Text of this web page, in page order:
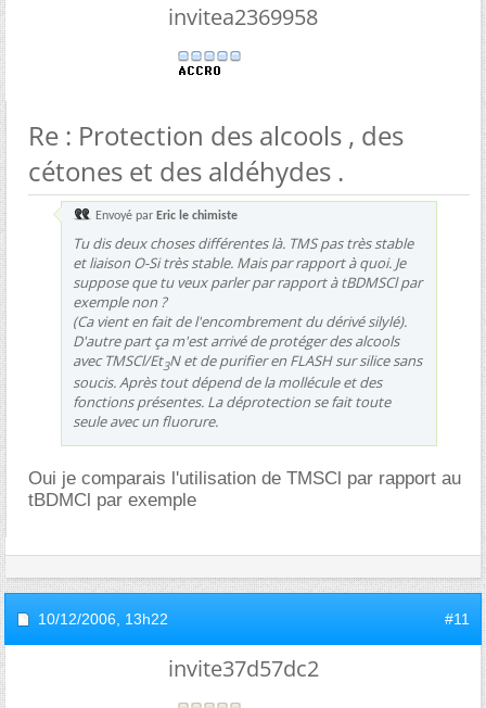
invitea2369958
Re : Protection des alcools , des
cétones et des aldéhydes .
Envoyé par Eric le chimiste
Tu dis deux choses différentes là. TMS pas très stable
et liaison O-Si très stable. Mais par rapport à quoi. Je
suppose que tu veux parler par rapport à tBDMSCl par
exemple non ?
(Ca vient en fait de l'encombrement du dérivé silylé).
D'autre part ça m'est arrivé de protéger des alcools
avec TMSCl/Et3N et de purifier en FLASH sur silice sans
soucis. Après tout dépend de la mollécule et des
fonctions présentes. La déprotection se fait toute
seule avec un fluorure.
Oui je comparais l'utilisation de TMSCl par rapport au
tBDMCl par exemple
10/12/2006, 13h22 #11
invite37d57dc2